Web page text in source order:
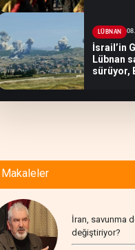
LÜBNAN
İsrail’in
Lübnan
sürüyor,
Makaleler
İran, savunma
değiştiriyor?